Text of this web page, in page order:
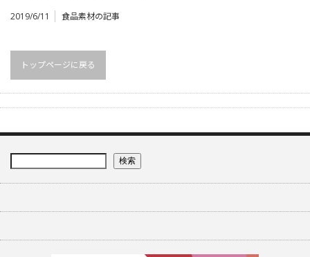
2019/6/11
食品素材の記事
トップページに戻る
検索